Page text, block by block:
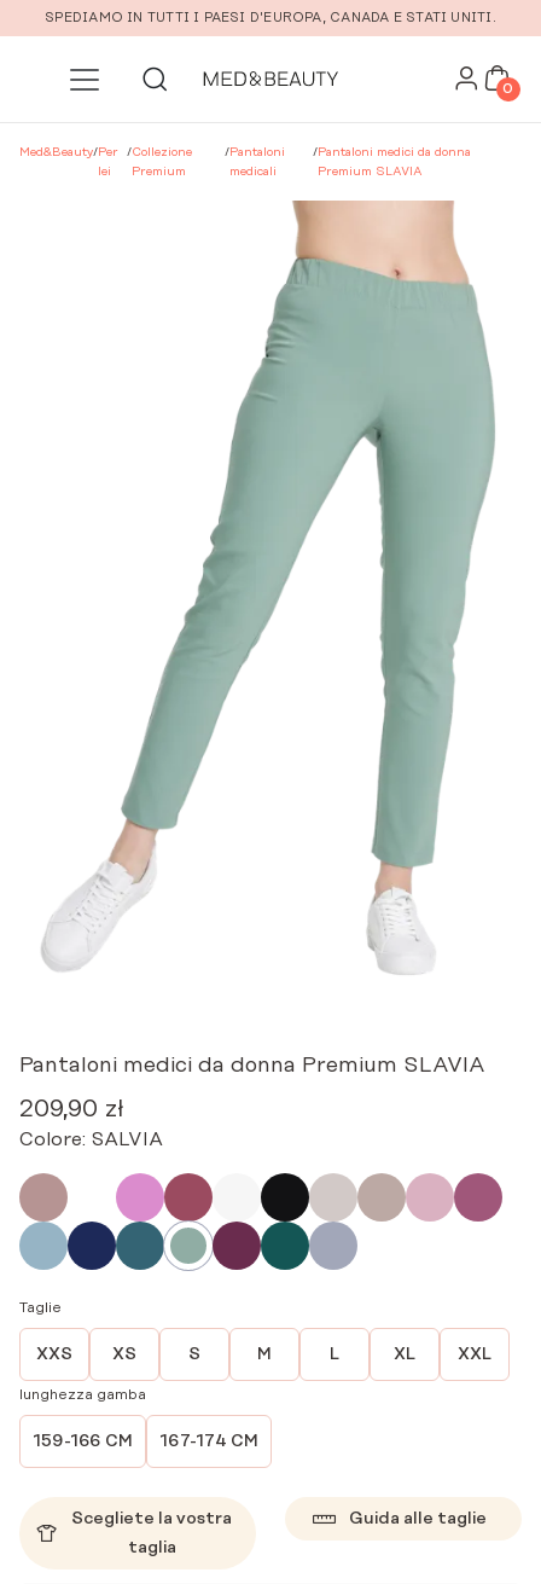
Vai al contenuto principale
SPEDIAMO IN TUTTI I PAESI D'EUROPA, CANADA E STATI UNITI.
0
Med&Beauty/Per
lei
/Collezione
Premium
/Pantaloni
medicali
/Pantaloni medici da donna
Premium SLAVIA
Pantaloni medici da donna Premium SLAVIA
209,90 zł
Colore: SALVIA
Taglie
XXS XS S M L XL XXL
lunghezza gamba
159-166 CM 167-174 CM
Scegliete la vostra
taglia
Guida alle taglie